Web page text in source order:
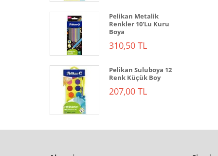
Pelikan Metalik
Renkler 10'Lu Kuru
Boya
310,50 TL
Pelikan Suluboya 12
Renk Küçük Boy
207,00 TL